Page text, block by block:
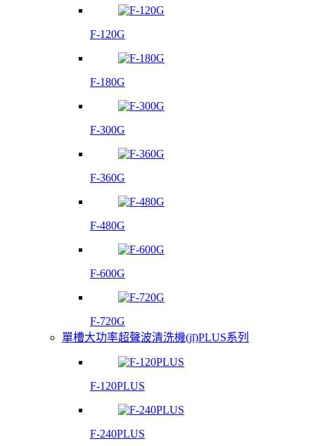
F-120G
F-180G
F-300G
F-360G
F-480G
F-600G
F-720G
單槽大功率超聲波清洗機(jī)PLUS系列
F-120PLUS
F-240PLUS